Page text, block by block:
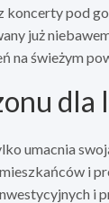
pod
już
na świeżym
dla
umacnia
i
i